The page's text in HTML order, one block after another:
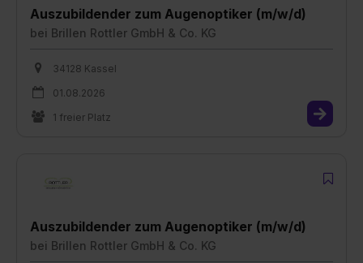
Auszubildender zum Augenoptiker (m/w/d)
bei Brillen Rottler GmbH & Co. KG
34128 Kassel
01.08.2026
1 freier Platz
Auszubildender zum Augenoptiker (m/w/d)
bei Brillen Rottler GmbH & Co. KG